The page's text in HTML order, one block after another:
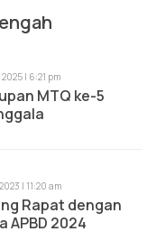
| 6:21 pm
MTQ ke-5
| 11:20 am
Rapat dengan
APBD 2024